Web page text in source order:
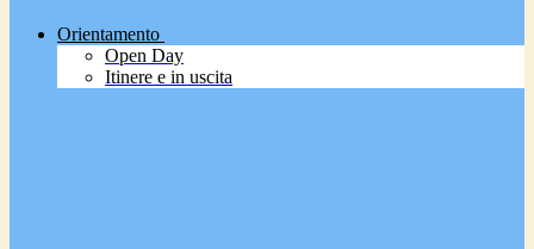
Orientamento
Open Day
Itinere e in uscita